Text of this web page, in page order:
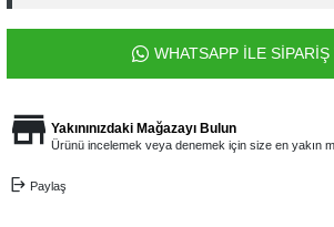
WHATSAPP İLE SİPARİŞ
Yakınınızdaki Mağazayı Bulun
Ürünü incelemek veya denemek için size en yakın
Paylaş